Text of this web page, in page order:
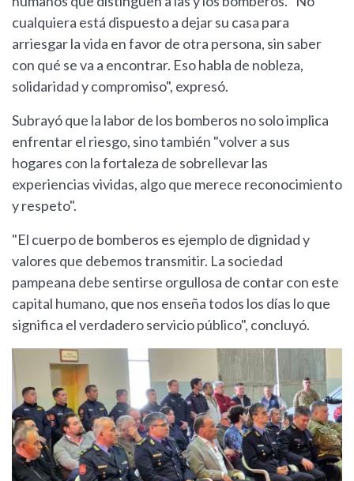
cualquiera está dispuesto a dejar su casa para
arriesgar la vida en favor de otra persona, sin saber
con qué se va a encontrar. Eso habla de nobleza,
solidaridad y compromiso", expresó.
Subrayó que la labor de los bomberos no solo implica
enfrentar el riesgo, sino también "volver a sus
hogares con la fortaleza de sobrellevar las
experiencias vividas, algo que merece reconocimiento
y respeto".
"El cuerpo de bomberos es ejemplo de dignidad y
valores que debemos transmitir. La sociedad
pampeana debe sentirse orgullosa de contar con este
capital humano, que nos enseña todos los días lo que
significa el verdadero servicio público", concluyó.